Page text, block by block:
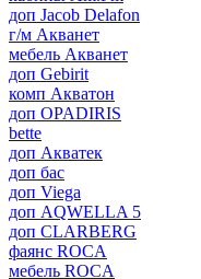
доп Jacob Delafon
г/м Акванет
мебель Акванет
доп Gebirit
комп Акватон
доп OPADIRIS
bette
доп Акватек
доп бас
доп Viega
доп AQWELLA 5
доп CLARBERG
фаянс ROCA
мебель ROCA